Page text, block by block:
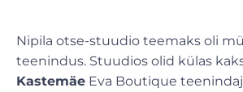
Nipila otse-stuudio teemaks oli
teenindus. Stuudios olid külas
Kastemäe Eva Boutique